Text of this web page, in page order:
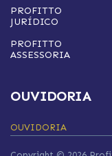
PROFITTO
JURÍDICO
PROFITTO
ASSESSORIA
OUVIDORIA
OUVIDORIA